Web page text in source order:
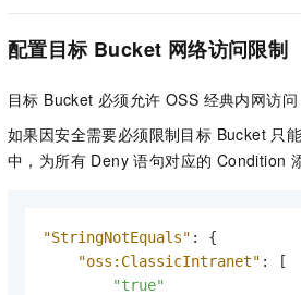
配置目标 Bucket 网络访问限制
目标 Bucket 必须允许 OSS 经典内网访
如果因安全需要必须限制目标 Bucket 只
中，为所有 Deny 语句对应的 Condition
"StringNotEquals" :
{
"oss:ClassicIntranet" :
[
"true"